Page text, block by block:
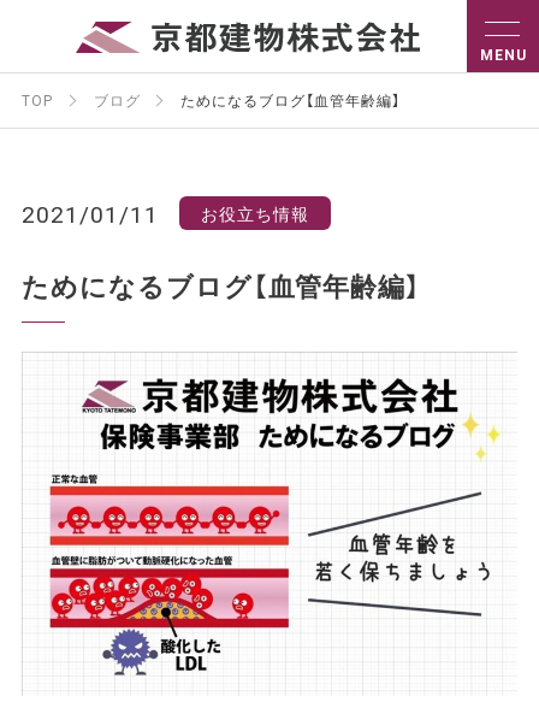
TOP ブログ ためになるブログ【血管年齢編】
2021/01/11 お役立ち情報
ためになるブログ【血管年齢編】